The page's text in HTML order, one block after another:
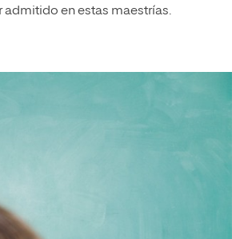
admitido en estas maestrías.